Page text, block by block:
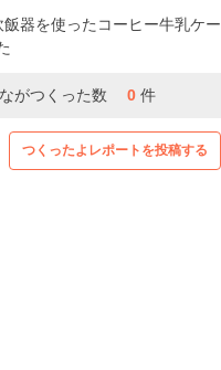
器を使ったコーヒー牛乳ケー
がつくった数 0 件
つくったよレポートを投稿する